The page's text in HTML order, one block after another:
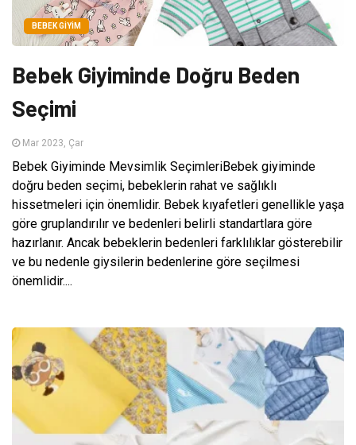
BEBEK GIYIM
Bebek Giyiminde Doğru Beden
Seçimi
Mar 2023, Çar
Bebek Giyiminde Mevsimlik SeçimleriBebek giyiminde
doğru beden seçimi, bebeklerin rahat ve sağlıklı
hissetmeleri için önemlidir. Bebek kıyafetleri genellikle yaşa
göre gruplandırılır ve bedenleri belirli standartlara göre
hazırlanır. Ancak bebeklerin bedenleri farklılıklar gösterebilir
ve bu nedenle giysilerin bedenlerine göre seçilmesi
önemlidir....